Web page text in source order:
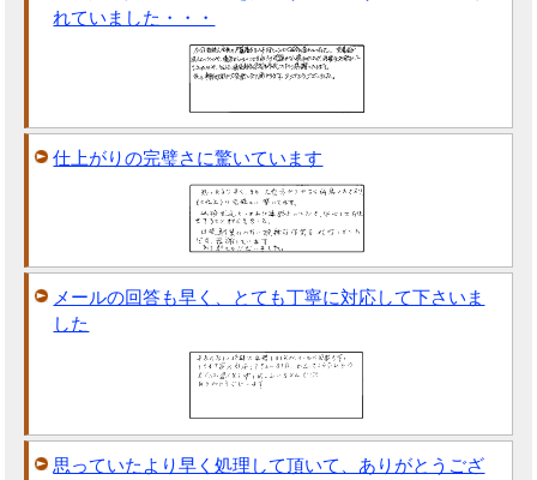
れていました・・・
仕上がりの完璧さに驚いています
メールの回答も早く、とても丁寧に対応して下さいま
した
思っていたより早く処理して頂いて、ありがとうござ